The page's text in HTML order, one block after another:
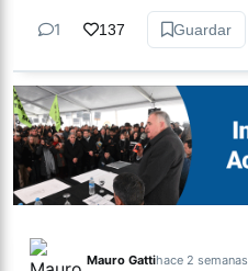
1 137 Guardar
Mauro Gattihace 2 semanas